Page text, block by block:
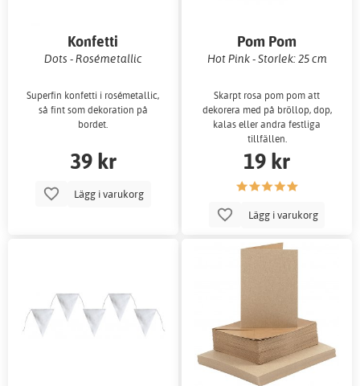
Konfetti
Dots - Rosémetallic
Superfin konfetti i rosémetallic,
så fint som dekoration på
bordet.
39 kr
Lägg i varukorg
Pom Pom
Hot Pink - Storlek: 25 cm
Skarpt rosa pom pom att
dekorera med på bröllop, dop,
kalas eller andra festliga
tillfällen.
19 kr
Lägg i varukorg